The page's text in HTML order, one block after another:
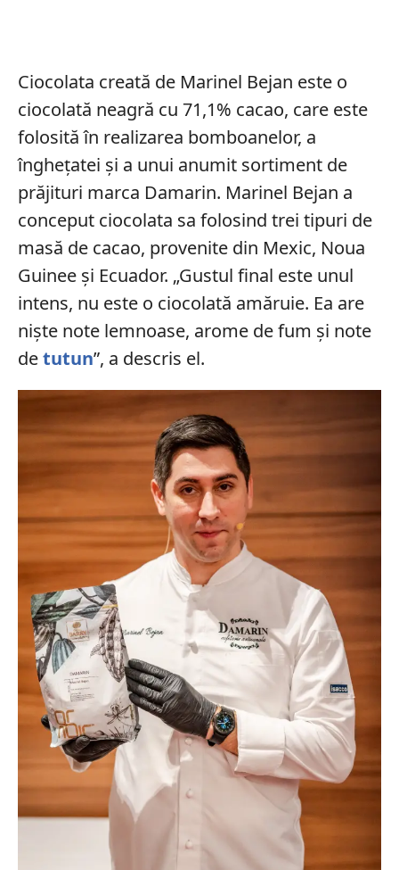
Ciocolata creată de Marinel Bejan este o
ciocolată neagră cu 71,1% cacao, care este
folosită în realizarea bomboanelor, a
înghețatei și a unui anumit sortiment de
prăjituri marca Damarin. Marinel Bejan a
conceput ciocolata sa folosind trei tipuri de
masă de cacao, provenite din Mexic, Noua
Guinee și Ecuador. „Gustul final este unul
intens, nu este o ciocolată amăruie. Ea are
niște note lemnoase, arome de fum și note
detutun”, a descris el.